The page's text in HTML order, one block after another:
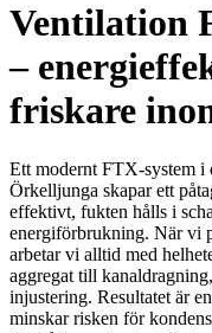
Ventilation
–
friskare
Ett modernt FTX-system i
Örkelljunga skapar ett
effektivt, fukten hålls i
energiförbrukning. När vi
arbetar vi alltid med
aggregat till
injustering. Resultatet är
minskar risken för